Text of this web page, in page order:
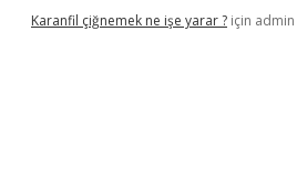
Karanfil çiğnemek ne işe yarar ? için admin